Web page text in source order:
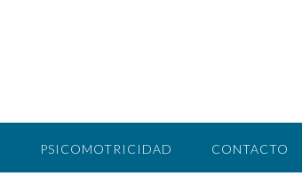
PSICOMOTRICIDAD CONTACTO